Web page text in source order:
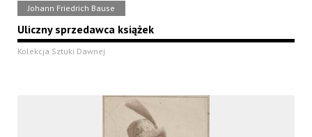
Johann Friedrich Bause
Uliczny sprzedawca książek
Kolekcja Sztuki Dawnej